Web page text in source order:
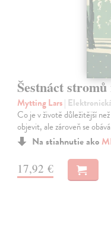
Šestnáct
Mytting Lars|
Co je v životě důležitější
objevit, ale zároveň se
Na stiahnutie ako
17,92 €